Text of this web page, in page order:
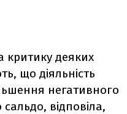
критику деяких
що діяльність
негативного
відповіла,